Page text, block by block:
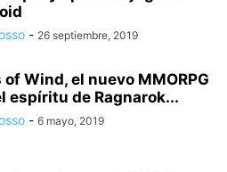
- 26 septiembre, 2019
of Wind, el nuevo MMORPG
espíritu de Ragnarok...
- 6 mayo, 2019